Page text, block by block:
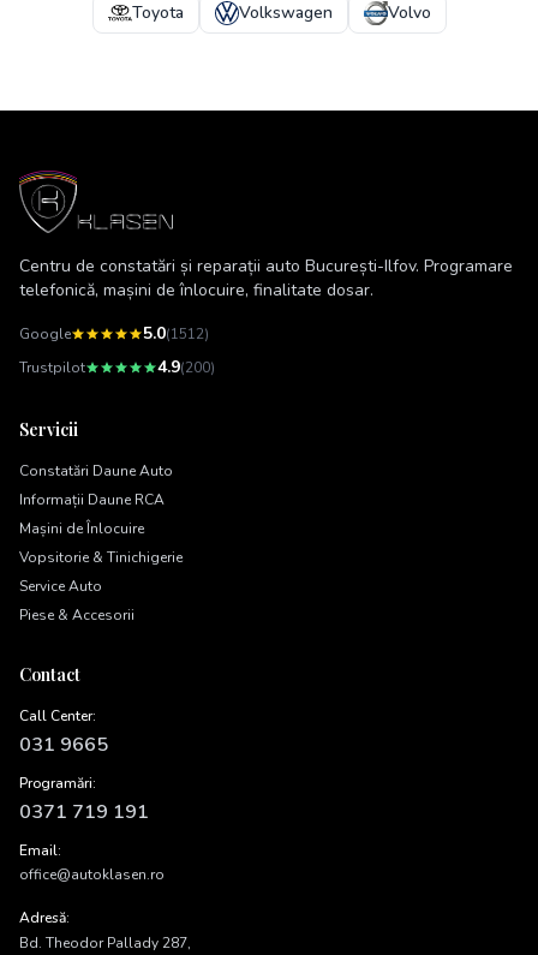
Toyota
Volkswagen Volvo
Centru de constatări și reparații auto București-Ilfov. Programare
telefonică, mașini de înlocuire, finalitate dosar.
Google 5.0(1512)
Trustpilot
4.9(200)
Servicii
Constatări Daune Auto
Informații Daune RCA
Mașini de Înlocuire
Vopsitorie & Tinichigerie
Service Auto
Piese & Accesorii
Contact
Call Center:
031 9665
Programări:
0371 719 191
Email:
office@autoklasen.ro
Adresă:
Bd. Theodor Pallady 287,